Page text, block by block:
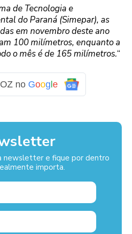
de Tecnologia e
do Paraná (Simepar), as
em novembro deste ano
100 milímetros, enquanto a
o mês é de 165 milímetros.“
no Goog e
newsletter e fique por dentro
importa.